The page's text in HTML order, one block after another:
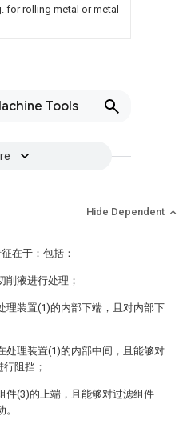
for rolling metal or metal
Tools
Hide Dependent
在于：包括：
削液进行处理；
理装置(1)的内部下端，且对内部下
处理装置(1)的内部中间，且能够对
阻挡；
件(3)的上端，且能够对过滤组件